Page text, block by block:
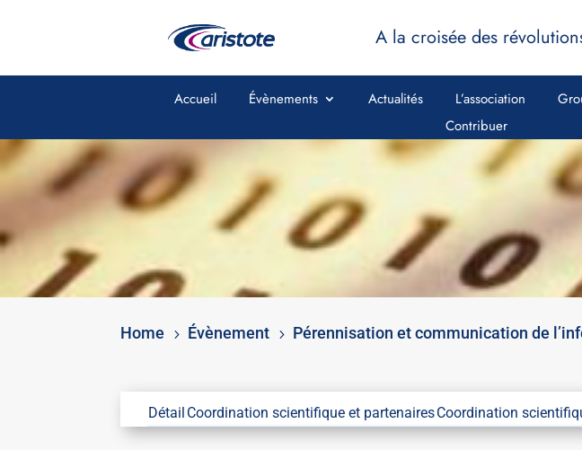
A la croisée des
Accueil Évènements Actualités L’association
Contribuer
Home 5 Évènement 5 Pérennisation et communication de
Détail Coordination scientifique et partenairesCoordination